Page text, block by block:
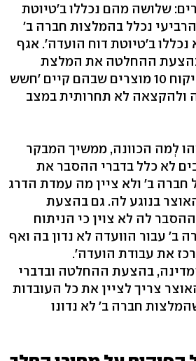
שלושה מהם נכללו ב'טיוטת
נכלל בהמלצות חברה ב'
נכללו ב'טיוטת דוח הועדה'. אגף
ההחלטה את המלצת
חברה ב' להשאיר בפיקוח 10 מוצרים שבהם קיים 'חשש
ולהקצאה לא תחרותית במצב
לְמה הכוונה, ממשיך המבקר
לא כלל בדברי ההסבר את
ב' ולא ציין מה עמדת הדרג
בנוגע לה. גם בהצעת
לה לא צוין כי הניתוח
ב' עבור הוועדה לא נדון בה ואף
את עבודת הועדה'.
בהצעת ההחלטה ובדברי
צריך לציין את כל העובדות
חברה ב' לא נדונו